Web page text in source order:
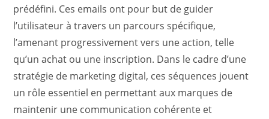
prédéfini. Ces emails ont pour but de guider
l’utilisateur à travers un parcours spécifique,
l’amenant progressivement vers une action, telle
qu’un achat ou une inscription. Dans le cadre d’une
stratégie de marketing digital, ces séquences jouent
un rôle essentiel en permettant aux marques de
maintenir une communication cohérente et